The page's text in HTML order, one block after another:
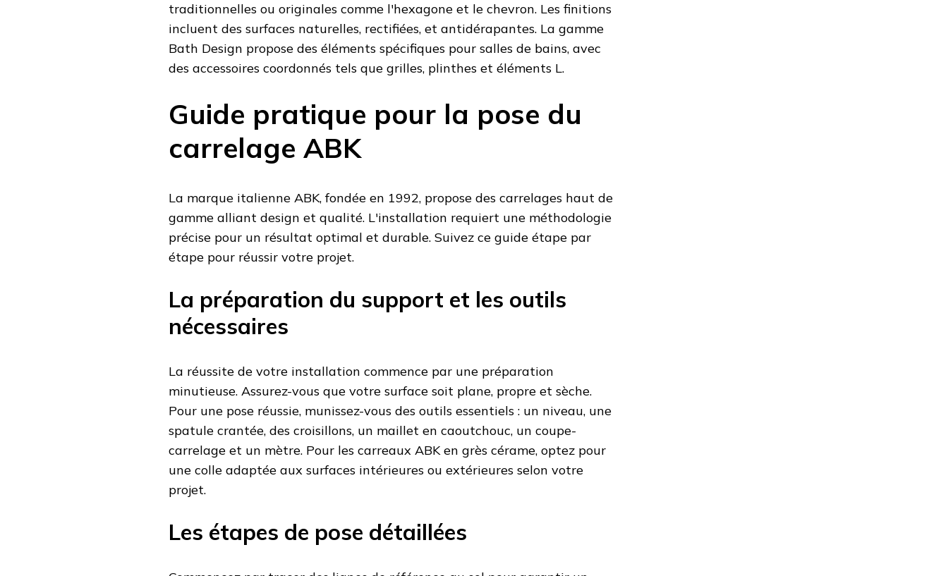
traditionnelles ou originales comme l'hexagone et le chevron. Les finitions
incluent des surfaces naturelles, rectifiées, et antidérapantes. La gamme
Bath Design propose des éléments spécifiques pour salles de bains, avec
des accessoires coordonnés tels que grilles, plinthes et éléments L.
Guide pratique pour la pose du
carrelage ABK
La marque italienne ABK, fondée en 1992, propose des carrelages haut de
gamme alliant design et qualité. L'installation requiert une méthodologie
précise pour un résultat optimal et durable. Suivez ce guide étape par
étape pour réussir votre projet.
La préparation du support et les outils
nécessaires
La réussite de votre installation commence par une préparation
minutieuse. Assurez-vous que votre surface soit plane, propre et sèche.
Pour une pose réussie, munissez-vous des outils essentiels : un niveau, une
spatule crantée, des croisillons, un maillet en caoutchouc, un coupe-
carrelage et un mètre. Pour les carreaux ABK en grès cérame, optez pour
une colle adaptée aux surfaces intérieures ou extérieures selon votre
projet.
Les étapes de pose détaillées